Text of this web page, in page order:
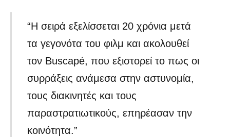
“Η σειρά εξελίσσεται 20 χρόνια μετά
τα γεγονότα του φιλμ και ακολουθεί
τον Buscapé, που εξιστορεί το πως οι
συρράξεις ανάμεσα στην αστυνομία,
τους διακινητές και τους
παραστρατιωτικούς, επηρέασαν την
κοινότητα.”